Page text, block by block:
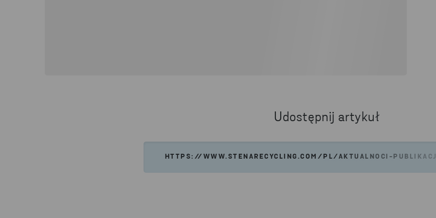
Udostępnij artykuł
HTTPS://WWW.STENARECYCLING.COM/PL/AKTUALNOCI-